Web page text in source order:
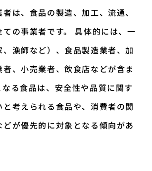
は、食品の製造、加工、流通、
ての事業者です。 具体的には、一
漁師など）、食品製造業者、加
、小売業者、飲食店などが含ま
る食品は、安全性や品質に関す
と考えられる食品や、消費者の関
が優先的に対象となる傾向があ